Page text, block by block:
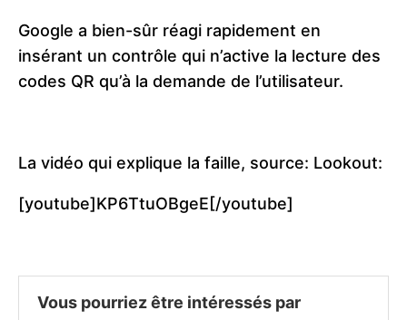
Google a bien-sûr réagi rapidement en
insérant un contrôle qui n’active la lecture des
codes QR qu’à la demande de l’utilisateur.
La vidéo qui explique la faille, source: Lookout:
[youtube]KP6TtuOBgeE[/youtube]
Vous pourriez être intéressés par